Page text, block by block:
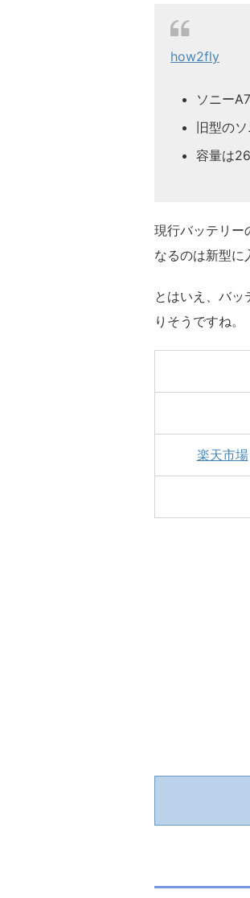
how2fly
ソニー
旧型の
容量は
現行バッテリー
なるのは新型に
とはいえ、バ
りそうですね。
楽天市場